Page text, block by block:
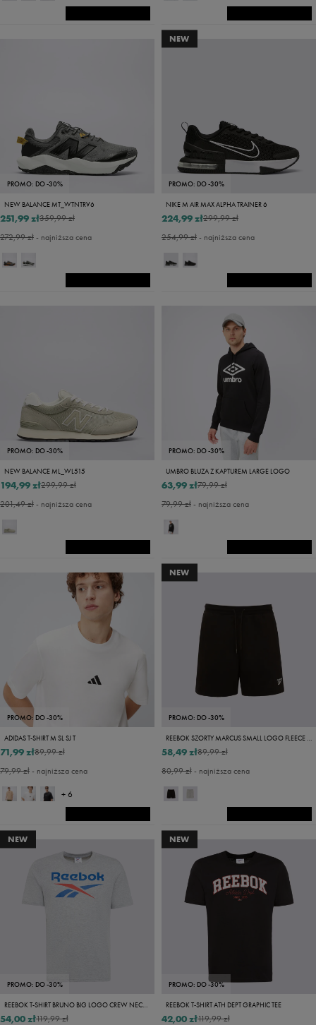
PROMO: DO -30%
NEW BALANCE MT_WTNTRV6
359,99 zł
251,99 zł
272,99 zł- najniższa cena
NEW
PROMO: DO -30%
NIKE M AIR MAX ALPHA TRAINER 6
299,99 zł
224,99 zł
254,99 zł- najniższa cena
PROMO: DO -30%
NEW BALANCE ML_WL515
299,99 zł
194,99 zł
201,49 zł- najniższa cena
PROMO: DO -30%
UMBRO BLUZA Z KAPTUREM LARGE LOGO
79,99 zł
63,99 zł
79,99 zł- najniższa cena
PROMO: DO -30%
ADIDAS T-SHIRT M SL SJ T
89,99 zł
71,99 zł
79,99 zł- najniższa cena
+ 6
NEW
PROMO: DO -30%
REEBOK SZORTY MARCUS SMALL LOGO FLEECE SHORTS
89,99 zł
58,49 zł
80,99 zł- najniższa cena
NEW
PROMO: DO -30%
REEBOK T-SHIRT BRUNO BIG LOGO CREW NECK SS TEE
119,99 zł
54,00 zł
NEW
PROMO: DO -30%
REEBOK T-SHIRT ATH DEPT GRAPHIC TEE
119,99 zł
42,00 zł